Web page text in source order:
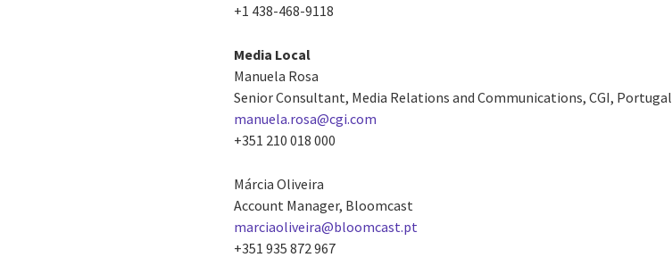
+1 438-468-9118
Media Local
Manuela Rosa
Senior Consultant, Media Relations and Communications, CGI, Portugal
manuela.rosa@cgi.com
+351 210 018 000
Márcia Oliveira
Account Manager, Bloomcast
marciaoliveira@bloomcast.pt
+351 935 872 967